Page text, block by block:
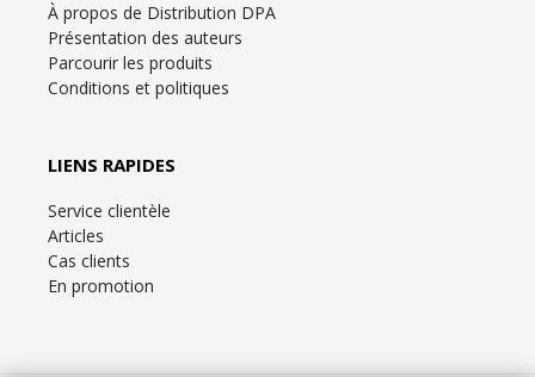
À propos de Distribution DPA
Présentation des auteurs
Parcourir les produits
Conditions et politiques
LIENS RAPIDES
Service clientèle
Articles
Cas clients
En promotion